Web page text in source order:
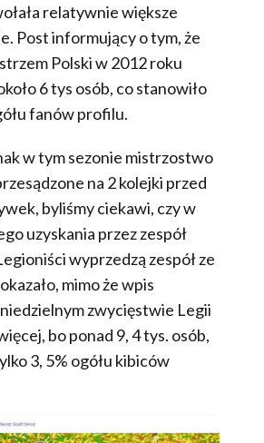
relatywnie większe
Post informujący o tym, że
Polski w 2012 roku
6 tys osób, co stanowiło
fanów profilu.
w tym sezonie mistrzostwo
na 2 kolejki przed
byliśmy ciekawi, czy w
uzyskania przez zespół
wyprzedzą zespół ze
mimo że wpis
zwycięstwie Legii
bo ponad 9, 4 tys. osób,
3, 5% ogółu kibiców